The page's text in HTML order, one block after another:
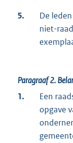
5.
De
niet-
Paragraaf 2.
1.
Een
opgave